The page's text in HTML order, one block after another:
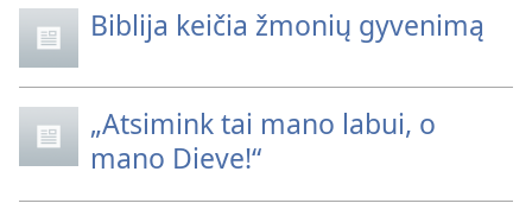
Biblija keičia žmonių gyvenimą
„Atsimink tai mano labui, o
mano Dieve!“